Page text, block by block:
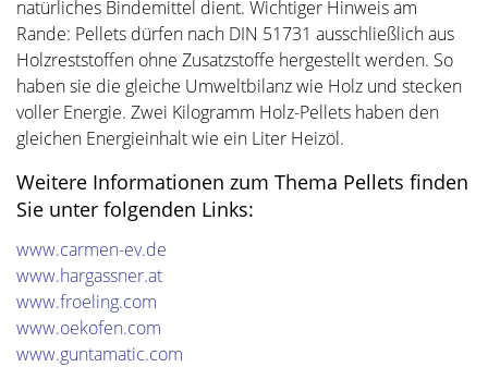
natürliches Bindemittel dient. Wichtiger Hinweis am
Rande: Pellets dürfen nach DIN 51731 ausschließlich aus
Holzreststoffen ohne Zusatzstoffe hergestellt werden. So
haben sie die gleiche Umweltbilanz wie Holz und stecken
voller Energie. Zwei Kilogramm Holz-Pellets haben den
gleichen Energieinhalt wie ein Liter Heizöl.
Weitere Informationen zum Thema Pellets finden
Sie unter folgenden Links:
www.carmen-ev.de
www.hargassner.at
www.froeling.com
www.oekofen.com
www.guntamatic.com